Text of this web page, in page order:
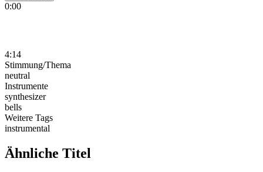
0:00
4:14
Stimmung/Thema
neutral
Instrumente
synthesizer
bells
Weitere Tags
instrumental
Ähnliche Titel